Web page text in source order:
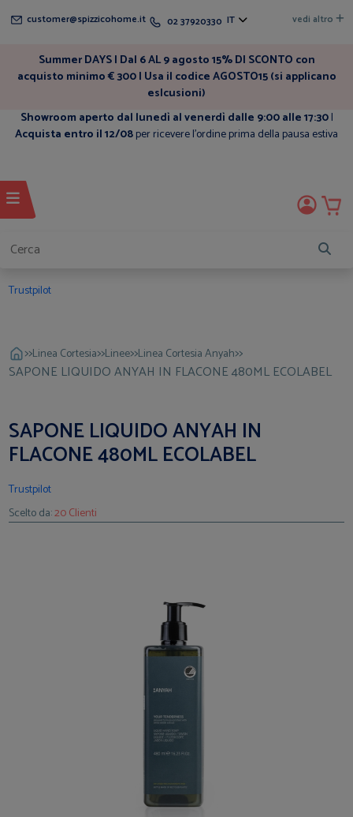
customer@spizzicohome.it 02 37920330 IT vedi altro
Summer DAYS | Dal 6 AL 9 agosto 15% DI SCONTO con
acquisto minimo € 300 | Usa il codice AGOSTO15 (si applicano
eslcusioni)
Showroom aperto dal lunedì al venerdì dalle 9:00 alle 17:30|
Acquista entro il 12/08per ricevere l'ordine prima della pausa estiva
Trustpilot
>>Linea Cortesia>>Linee>>Linea Cortesia Anyah>>
SAPONE LIQUIDO ANYAH IN FLACONE 480ML ECOLABEL
SAPONE LIQUIDO ANYAH IN
FLACONE 480ML ECOLABEL
Trustpilot
Scelto da:20 Clienti